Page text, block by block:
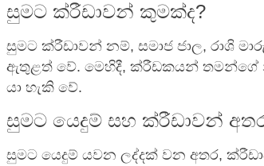
සුමට ක්රීඩාවන් කුමක්ද?
සුමට ක්රීඩාවන් නම්, සමාජ ජාල, රාශි
ඇතුළත් වේ. මෙහිදී, ක්රීඩකයන් තමන්ගේ
යා හැකි වේ.
සුමට යෙදුම් සහ ක්රීඩාවන්
සුමට යෙදුම් යවන ලද්දක් වන අතර,